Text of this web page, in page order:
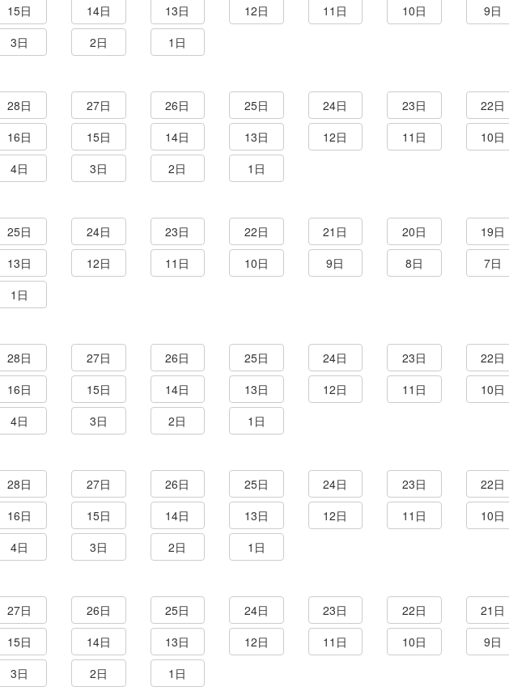
15日 14日 13日 12日 11日 10日 9日
3日 2日 1日
28日 27日 26日 25日 24日 23日 22日
16日 15日 14日 13日 12日 11日 10日
4日 3日 2日 1日
25日 24日 23日 22日 21日 20日 19日
13日 12日 11日 10日 9日 8日 7日
1日
28日 27日 26日 25日 24日 23日 22日
16日 15日 14日 13日 12日 11日 10日
4日 3日 2日 1日
28日 27日 26日 25日 24日 23日 22日
16日 15日 14日 13日 12日 11日 10日
4日 3日 2日 1日
27日 26日 25日 24日 23日 22日 21日
15日 14日 13日 12日 11日 10日 9日
3日 2日 1日